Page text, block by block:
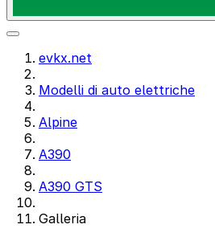
evkx.net
Modelli di auto elettriche
Alpine
A390
A390 GTS
Galleria